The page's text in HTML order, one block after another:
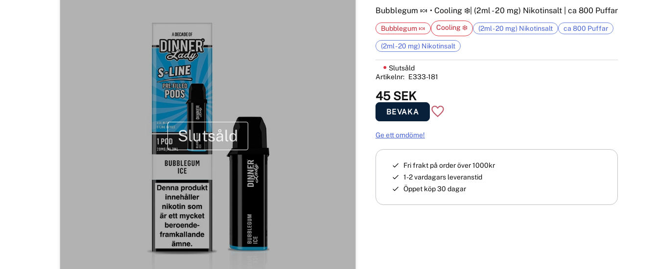
Slutsåld
Bubblegum 🍬 • Cooling ❄️| (2ml - 20 mg) Nikotinsalt | ca 800 Puffar
45SEK
Lägg till i favoriter
BEVAKA
Slutsåld
Artikelnr
E333-181
Bubblegum 🍬 Cooling ❄️ (2ml - 20 mg) Nikotinsalt ca 800 Puffar
(2ml - 20 mg) Nikotinsalt
Ge ett omdöme!
Fri frakt på order över 1000kr
1-2 vardagars leveranstid
Öppet köp 30 dagar